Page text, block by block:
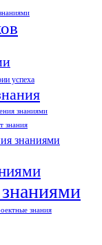
успеха
знаниями
знания
знаниями
знания